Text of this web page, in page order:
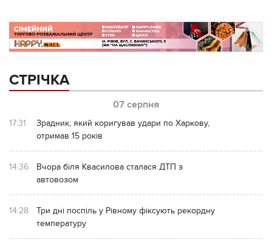
СТРІЧКА
07 серпня
17:31
Зрадник, який коригував удари по Харкову,
отримав 15 років
14:36
Вчора біля Квасилова сталася ДТП з
автовозом
14:28
Три дні поспіль у Рівному фіксують рекордну
температуру